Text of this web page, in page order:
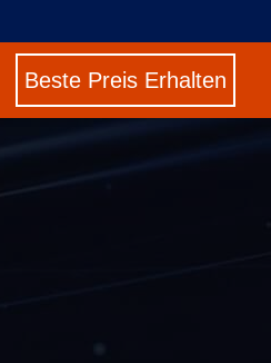
Beste Preis Erhalten